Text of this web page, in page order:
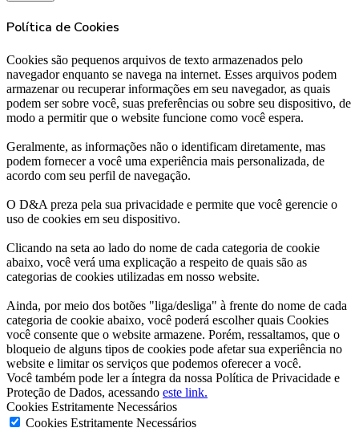
Política de Cookies
Cookies são pequenos arquivos de texto armazenados pelo
navegador enquanto se navega na internet. Esses arquivos podem
armazenar ou recuperar informações em seu navegador, as quais
podem ser sobre você, suas preferências ou sobre seu dispositivo, de
modo a permitir que o website funcione como você espera.
Geralmente, as informações não o identificam diretamente, mas
podem fornecer a você uma experiência mais personalizada, de
acordo com seu perfil de navegação.
O D&A preza pela sua privacidade e permite que você gerencie o
uso de cookies em seu dispositivo.
Clicando na seta ao lado do nome de cada categoria de cookie
abaixo, você verá uma explicação a respeito de quais são as
categorias de cookies utilizadas em nosso website.
Ainda, por meio dos botões "liga/desliga" à frente do nome de cada
categoria de cookie abaixo, você poderá escolher quais Cookies
você consente que o website armazene. Porém, ressaltamos, que o
bloqueio de alguns tipos de cookies pode afetar sua experiência no
website e limitar os serviços que podemos oferecer a você.
Você também pode ler a íntegra da nossa Política de Privacidade e
Proteção de Dados, acessando este link.
Cookies Estritamente Necessários
Cookies Estritamente Necessários